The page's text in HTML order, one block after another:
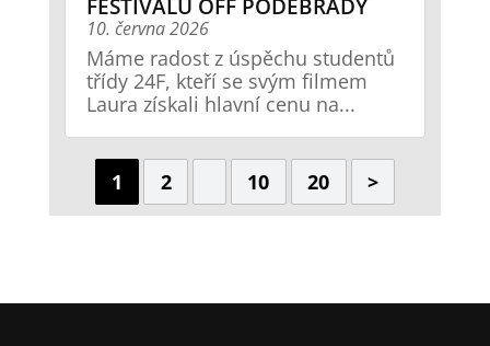
FESTIVALU OFF PODĚBRADY
10. června 2026
Máme radost z úspěchu studentů
třídy 24F, kteří se svým filmem
Laura získali hlavní cenu na...
1 2 10 20 >